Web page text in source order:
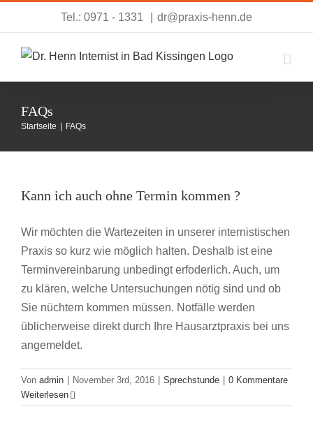
springen
Tel.: 0971 - 1331 dr@praxis-henn.de
FAQs
Startseite FAQs
Kann ich auch ohne Termin kommen ?
Wir möchten die Wartezeiten in unserer internistischen
Praxis so kurz wie möglich halten. Deshalb ist eine
Terminvereinbarung unbedingt erfoderlich. Auch, um
zu klären, welche Untersuchungen nötig sind und ob
Sie nüchtern kommen müssen. Notfälle werden
üblicherweise direkt durch Ihre Hausarztpraxis bei uns
angemeldet.
Von admin November 3rd, 2016 Sprechstunde
0 Kommentare
Weiterlesen